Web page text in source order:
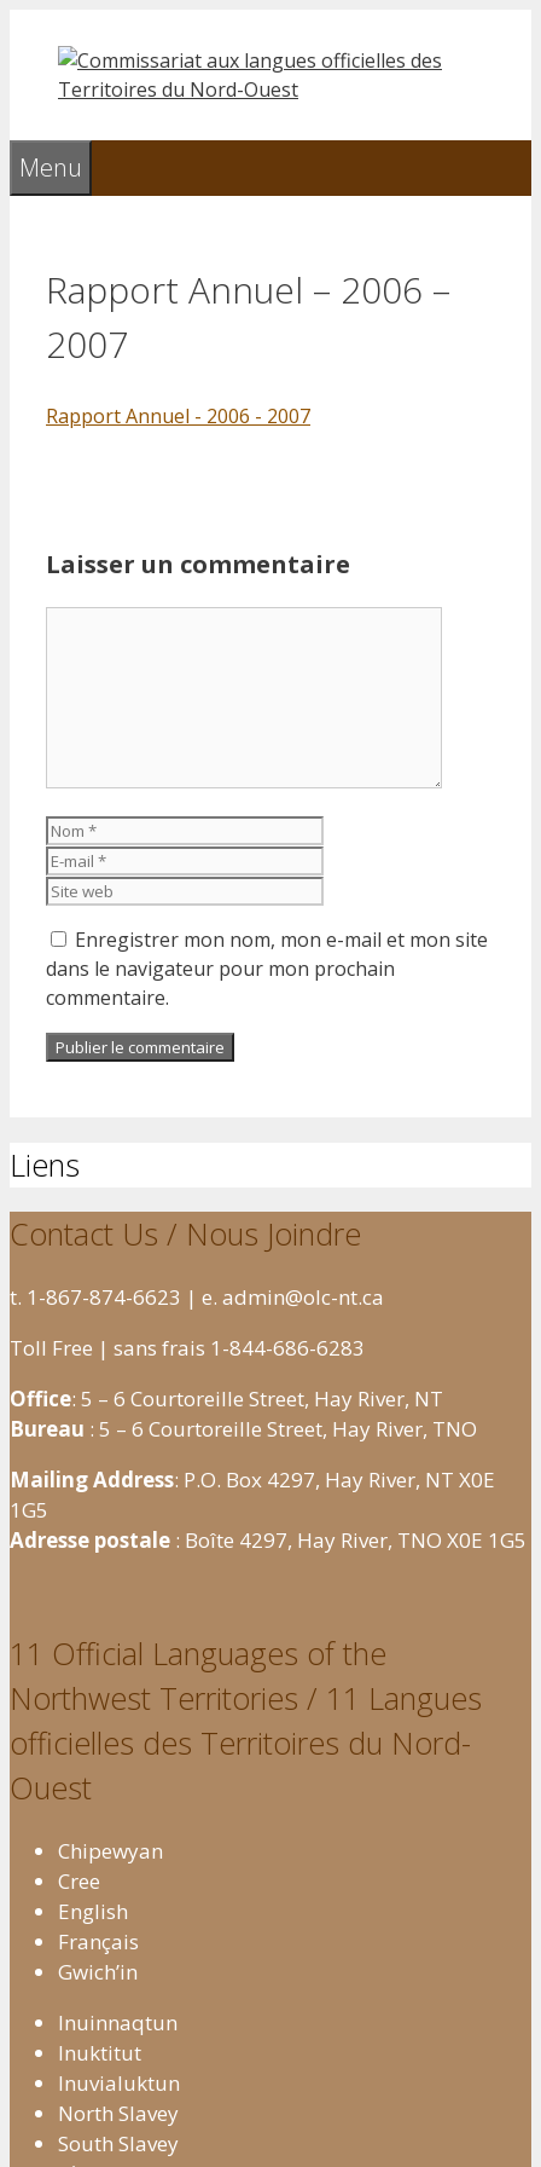
contenu
Menu
Rapport Annuel – 2006 –
2007
Rapport Annuel - 2006 - 2007
Laisser un commentaire
Nom
Enregistrer mon nom, mon e-mail et mon site
dans le navigateur pour mon prochain
commentaire.
Liens
Contact Us / Nous Joindre
t. 1-867-874-6623 | e. admin@olc-nt.ca
Toll Free | sans frais 1-844-686-6283
Office: 5 – 6 Courtoreille Street, Hay River, NT
Bureau : 5 – 6 Courtoreille Street, Hay River, TNO
Mailing Address: P.O. Box 4297, Hay River, NT X0E
1G5
Adresse postale : Boîte 4297, Hay River, TNO X0E 1G5
11 Official Languages of the
Northwest Territories / 11 Langues
officielles des Territoires du Nord-
Ouest
Chipewyan
Cree
English
Français
Gwich’in
Inuinnaqtun
Inuktitut
Inuvialuktun
North Slavey
South Slavey